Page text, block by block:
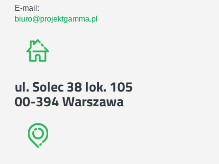
E-mail:
biuro@projektgamma.pl
ul. Solec 38 lok. 105
00-394 Warszawa